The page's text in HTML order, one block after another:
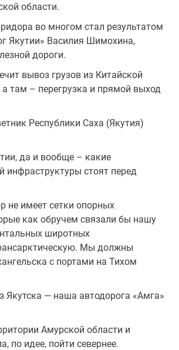
области.
во многом стал результатом
Якутии» Василия Шимохина,
дороги.
вывоз грузов из Китайской
там – перегрузка и прямой выход
Республики Саха (Якутия)
да и вообще – какие
инфраструктуры стоят перед
не имеет сетки опорных
как обручем связали бы нашу
широтных
Мы должны
с портами на Тихом
Якутска — наша автодорога «Амга»
Амурской области и
по идее, пойти севернее.